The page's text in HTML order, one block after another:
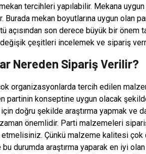
tercihleri yapılabilir. Mekana
Burada mekan boyutlarına uygun
açısından son derece büyük bir önem
çeşitleri incelemek ve sipariş
Nereden Sipariş Verilir?
organizasyonlarda tercih edilen
partinin konseptine uygun olacak
doğru şekilde araştırma yapmak ve
önemlidir. Parti malzemeleri
Çünkü malzeme kalitesi çok
bu durumda araştırma yaparak en iyi